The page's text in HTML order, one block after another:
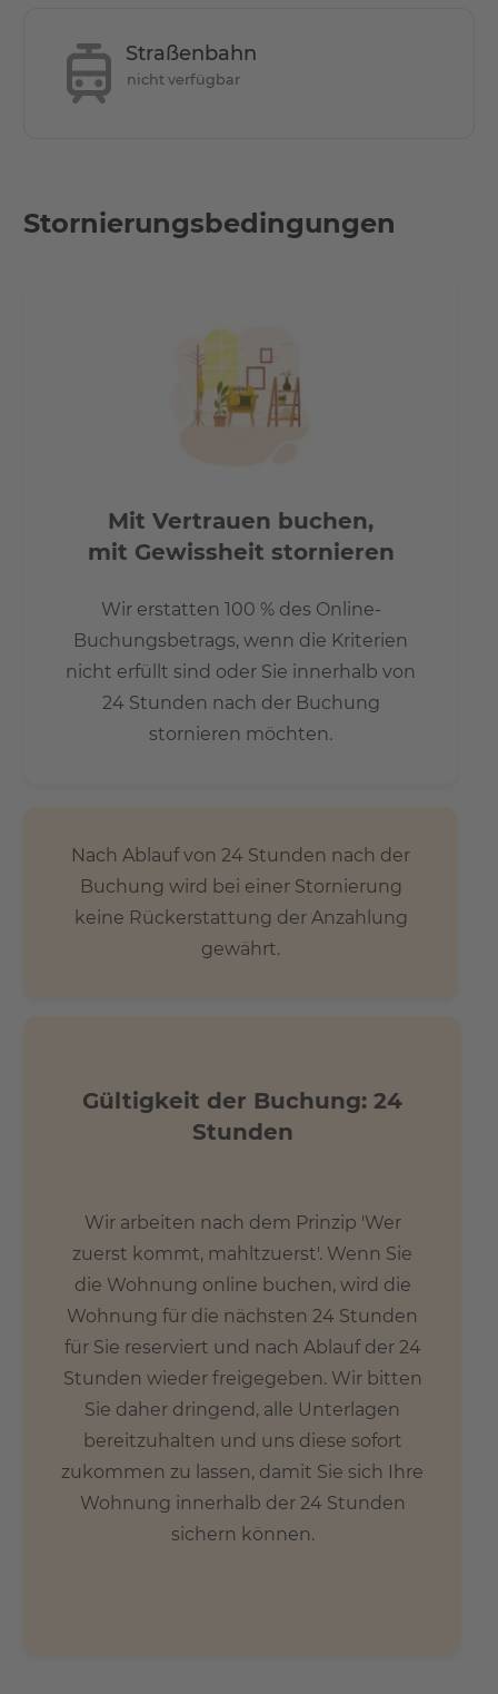
zwischen Mitte und Kreuzberg. Wenige Gehminuten
entfernt von den U-Bahnstationen Heinrich-Heine-Straße
Straßenbahn
nicht verfügbar
Stornierungsbedingungen
Mit Vertrauen buchen,
mit Gewissheit stornieren
Wir erstatten 100 % des Online-
Buchungsbetrags, wenn die Kriterien
nicht erfüllt sind oder Sie innerhalb von
24 Stunden nach der Buchung
stornieren möchten.
Nach Ablauf von 24 Stunden nach der
Buchung wird bei einer Stornierung
keine Rückerstattung der Anzahlung
gewährt.
Gültigkeit der Buchung: 24
Stunden
Wir arbeiten nach dem Prinzip 'Wer
zuerst kommt, mahltzuerst'. Wenn Sie
die Wohnung online buchen, wird die
Wohnung für die nächsten 24 Stunden
für Sie reserviert und nach Ablauf der 24
Stunden wieder freigegeben. Wir bitten
Sie daher dringend, alle Unterlagen
bereitzuhalten und uns diese sofort
zukommen zu lassen, damit Sie sich Ihre
Wohnung innerhalb der 24 Stunden
sichern können.